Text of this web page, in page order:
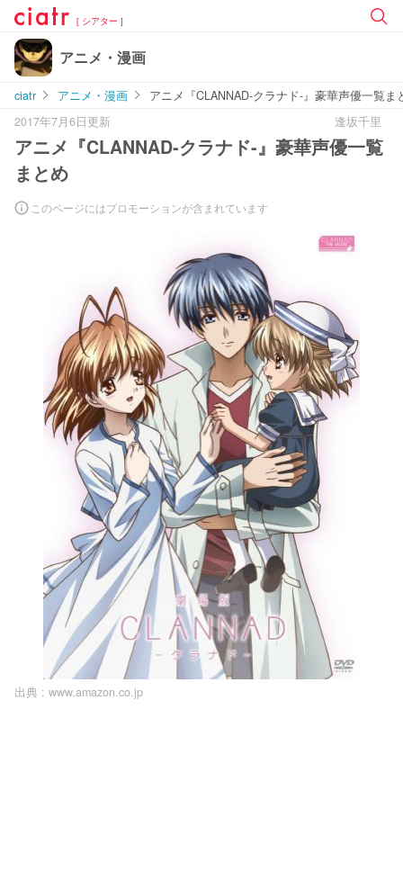
[ シアター ]
アニメ・漫画
ciatr アニメ・漫画
アニメ『CLANNAD‐クラナド‐』豪華声優一覧ま
2017年7月6日更新
逢坂千里
アニメ『CLANNAD‐クラナド‐』豪華声優一覧
まとめ
このページにはプロモーションが含まれています
出典 : www.amazon.co.jp